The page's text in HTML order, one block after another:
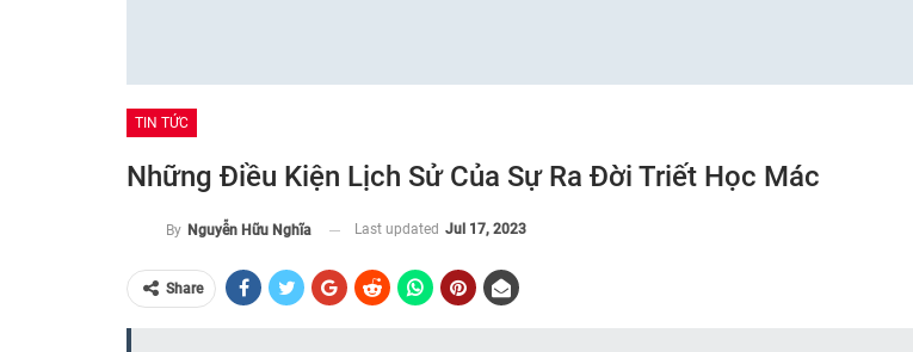
TIN TỨC
Những Điều Kiện Lịch Sử Của Sự Ra Đời Triết Học Mác
By Nguyễn Hữu Nghĩa Last updated Jul 17, 2023
Share